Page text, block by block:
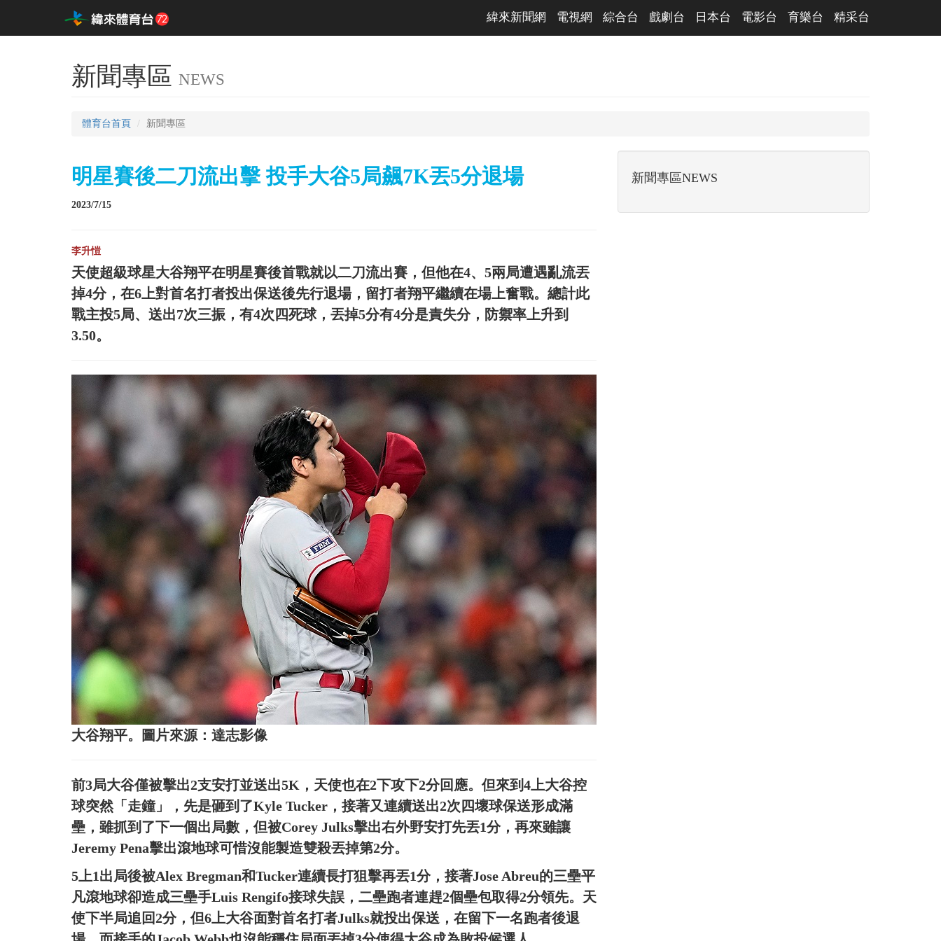
緯來新聞網 電視網 綜合台 戲劇台 日本台 電影台 育樂台 精采台
新聞專區 NEWS
體育台首頁 新聞專區
明星賽後二刀流出擊 投手大谷5局飆7K丟5分退場
2023/7/15
李升愷
天使超級球星大谷翔平在明星賽後首戰就以二刀流出賽，但他在4、5兩局遭遇亂流丟
掉4分，在6上對首名打者投出保送後先行退場，留打者翔平繼續在場上奮戰。總計此
戰主投5局、送出7次三振，有4次四死球，丟掉5分有4分是責失分，防禦率上升到
3.50。
大谷翔平。圖片來源：達志影像
前3局大谷僅被擊出2支安打並送出5K，天使也在2下攻下2分回應。但來到4上大谷控
球突然「走鐘」，先是砸到了Kyle Tucker，接著又連續送出2次四壞球保送形成滿
壘，雖抓到了下一個出局數，但被Corey Julks擊出右外野安打先丟1分，再來雖讓
Jeremy Pena擊出滾地球可惜沒能製造雙殺丟掉第2分。
5上1出局後被Alex Bregman和Tucker連續長打狙擊再丟1分，接著Jose Abreu的三壘平
凡滾地球卻造成三壘手Luis Rengifo接球失誤，二壘跑者連趕2個壘包取得2分領先。天
使下半局追回2分，但6上大谷面對首名打者Julks就投出保送，在留下一名跑者後退
新聞專區NEWS